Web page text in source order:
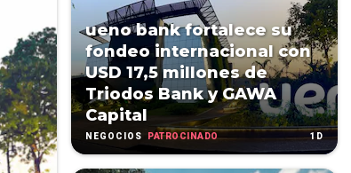
ueno bank fortalece su
fondeo internacional con
USD 17,5 millones de
Triodos Bank y GAWA
Capital
NEGOCIOS PATROCINADO 1D